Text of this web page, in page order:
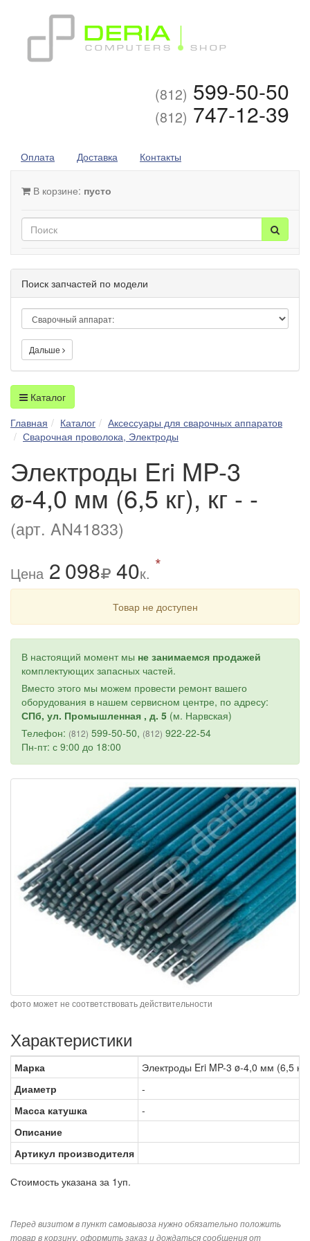
(812) 599-50-50
(812) 747-12-39
Оплата Доставка Контакты
В корзине: пусто
Поиск запчастей по модели
Дальше
Каталог
Главная
Каталог
Аксессуары для сварочных аппаратов
Сварочная проволока, Электроды
Электроды Eri MP-3
ø-4,0 мм (6,5 кг), кг - -
(арт. AN41833)
Цена 2098 40к. *
Товар не доступен
В настоящий момент мы не занимаемся продажей
комплектующих запасных частей.
Вместо этого мы можем провести ремонт вашего
оборудования в нашем сервисном центре, по адресу:
СПб, ул. Промышленная , д. 5 (м. Нарвская)
Телефон: (812) 599-50-50, (812) 922-22-54
Пн-пт: с 9:00 до 18:00
фото может не соответствовать действительности
Характеристики
Марка
Электроды Eri MP-3 ø-4,0 мм (6,5
Диаметр
-
Масса катушка
-
Описание
Артикул производителя
Стоимость указана за 1уп.
Перед визитом в пункт самовывоза нужно обязательно положить
товар в корзину, оформить заказ и дождаться сообщения от